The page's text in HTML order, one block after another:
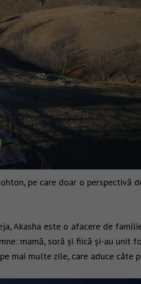
pe care doar o perspectivă
Akasha este o afacere de
mamă, soră și fiică și-au unit
mai multe zile, care aduce câte